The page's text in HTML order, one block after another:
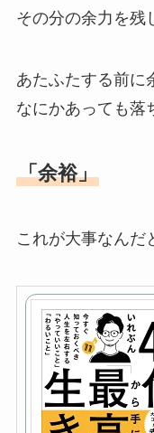
その分の余力を残
あたふたする前に
なにかあっても落
「余裕」
これが大事なんだ